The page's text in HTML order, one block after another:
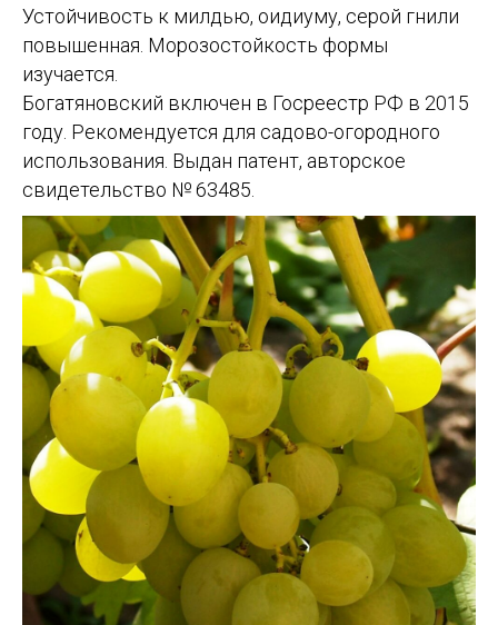
Устойчивость к милдью, оидиуму, серой гнили
повышенная. Морозостойкость формы
изучается.
Богатяновский включен в Госреестр РФ в 2015
году. Рекомендуется для садово-огородного
использования. Выдан патент, авторское
свидетельство № 63485.